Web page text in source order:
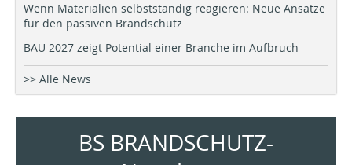
Wenn Materialien selbstständig reagieren: Neue Ansätze
für den passiven Brandschutz
BAU 2027 zeigt Potential einer Branche im Aufbruch
>> Alle News
BS BRANDSCHUTZ-